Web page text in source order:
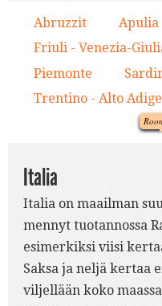
7.
10.
13.
Abruzzit Apulia
Friuli - Venezia-
Piemonte
Trentino - Alto Adige
Italia
Italia on maailman
mennyt tuotannossa
esimerkiksi viisi
Saksa ja neljä kertaa
viljellään koko